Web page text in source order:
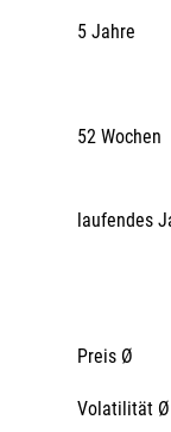
5 Jahre
52 Wochen
laufendes
Preis Ø
Volatilität Ø